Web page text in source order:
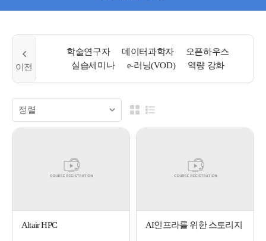
학술연구자 데이터과학자
오픈하우스
실습세미나
e-러닝(VOD) 역량 강화
Altair HPC AI인프라를 위한 스토리지